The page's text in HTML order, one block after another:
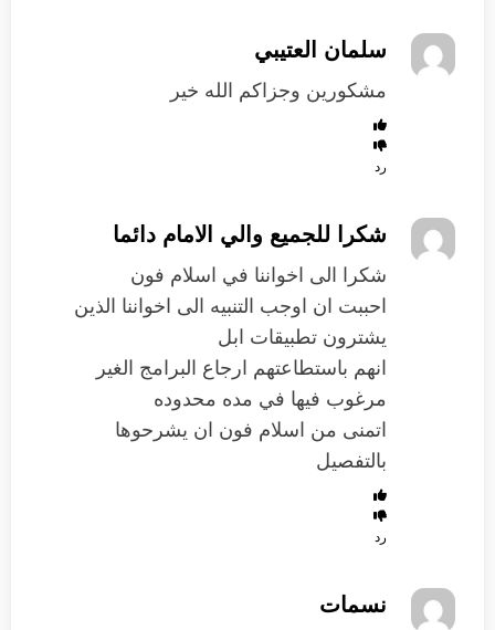
سلمان العتيبي
مشكورين وجزاكم الله خير
رد
شكرا للجميع والي الامام دائما
شكرا الى اخواننا في اسلام فون
احببت ان اوجب التنبيه الى اخواننا الذين
يشترون تطبيقات ابل
انهم باستطاعتهم ارجاع البرامج الغير
مرغوب فيها في مده محدوده
اتمنى من اسلام فون ان يشرحوها
بالتفصيل
رد
نسمات